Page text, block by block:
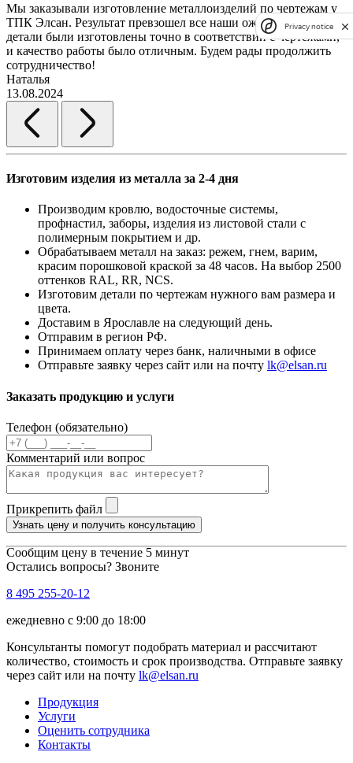
Мы заказывали изготовление металлоизделий по чертежам у
ТПК Элсан. Результат превзошел все наши ожидания. Все
детали были изготовлены точно в соответствии с чертежами,
и качество работы было отличным. Будем рады продолжить
сотрудничество!
Наталья
13.08.2024
Изготовим изделия из металла за 2-4 дня
Производим кровлю, водосточные системы,
профнастил, заборы, изделия из листовой стали с
полимерным покрытием и др.
Обрабатываем металл на заказ: режем, гнем, варим,
красим порошковой краской за 48 часов. На выбор 2500
оттенков RAL, RR, NCS.
Изготовим детали по чертежам нужного вам размера и
цвета.
Доставим в Ярославле на следующий день.
Отправим в регион РФ.
Принимаем оплату через банк, наличными в офисе
Отправьте заявку через сайт или на почту lk@elsan.ru
Заказать продукцию и услуги
Телефон (обязательно)
Комментарий или вопрос
Прикрепить файл
Узнать цену и получить консультацию
Сообщим цену в течение 5 минут
Остались вопросы? Звоните
8 495 255-20-12
ежедневно с 9:00 до 18:00
Консультанты помогут подобрать материал и рассчитают
количество, стоимость и срок производства. Отправьте заявку
через сайт или на почту lk@elsan.ru
Продукция
Услуги
Оценить сотрудника
Контакты
Privacy notice